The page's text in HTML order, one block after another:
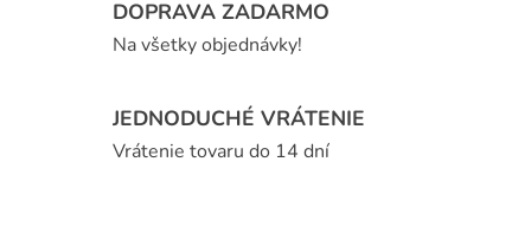
DOPRAVA ZADARMO
Na všetky objednávky!
JEDNODUCHÉ VRÁTENIE
Vrátenie tovaru do 14 dní